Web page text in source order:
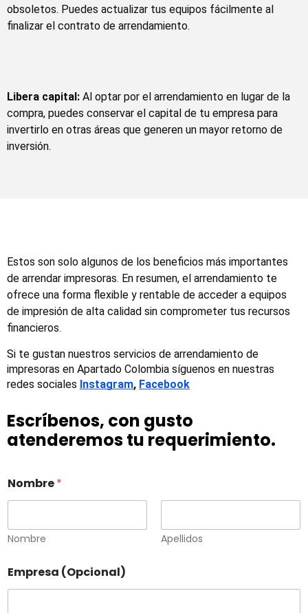
obsoletos. Puedes actualizar tus equipos fácilmente al
finalizar el contrato de arrendamiento.
Libera capital: Al optar por el arrendamiento en lugar de la
compra, puedes conservar el capital de tu empresa para
invertirlo en otras áreas que generen un mayor retorno de
inversión.
Estos son solo algunos de los beneficios más importantes
de arrendar impresoras. En resumen, el arrendamiento te
ofrece una forma flexible y rentable de acceder a equipos
de impresión de alta calidad sin comprometer tus recursos
financieros.
Si te gustan nuestros servicios de arrendamiento de
impresoras en Apartado Colombia síguenos en nuestras
redes sociales Instagram, Facebook
Escríbenos, con gusto
atenderemos tu requerimiento.
Nombre*
Nombre Apellidos
Empresa (Opcional)